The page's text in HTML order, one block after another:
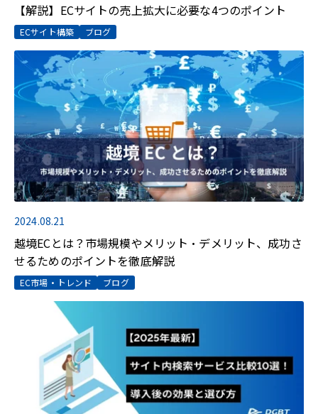
【解説】ECサイトの売上拡大に必要な4つのポイント
ECサイト構築 ブログ
2024.08.21
越境ECとは？市場規模やメリット・デメリット、成功さ
せるためのポイントを徹底解説
EC市場・トレンド ブログ